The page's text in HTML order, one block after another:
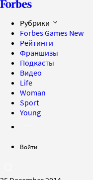
Рубрики
Forbes Games New
Рейтинги
Франшизы
Подкасты
Видео
Life
Woman
Sport
Young
Войти